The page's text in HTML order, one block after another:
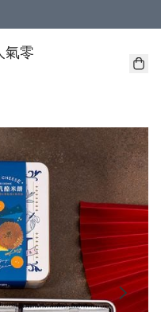
本地送貨、本地取貨 )
氣零